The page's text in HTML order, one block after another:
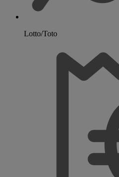
Lotto/Toto